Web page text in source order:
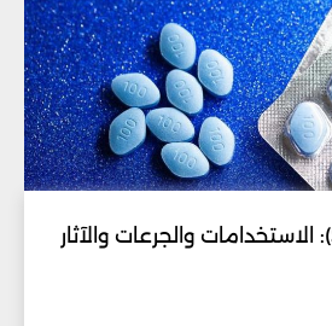
فياجرا (Sildenafil): الاستخدامات والجرعات والآثار